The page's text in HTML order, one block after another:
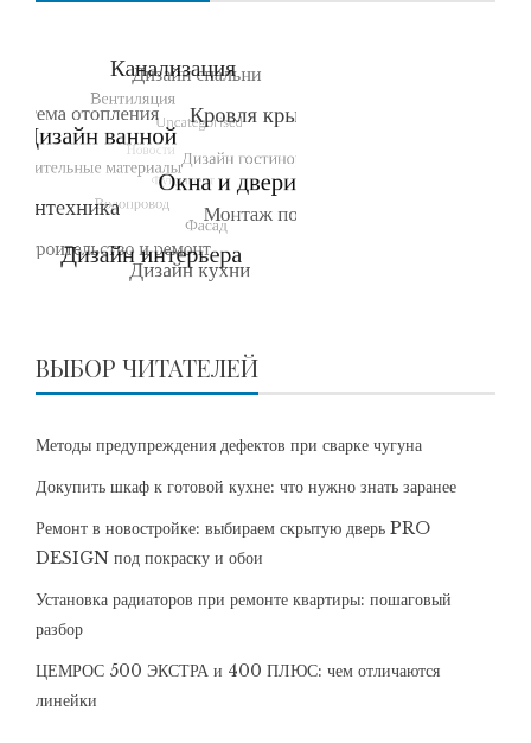
ВЫБОР ЧИТАТЕЛЕЙ
Методы предупреждения дефектов при сварке чугуна
Докупить шкаф к готовой кухне: что нужно знать заранее
Ремонт в новостройке: выбираем скрытую дверь PRO
DESIGN под покраску и обои
Установка радиаторов при ремонте квартиры: пошаговый
разбор
ЦЕМРОС 500 ЭКСТРА и 400 ПЛЮС: чем отличаются
линейки